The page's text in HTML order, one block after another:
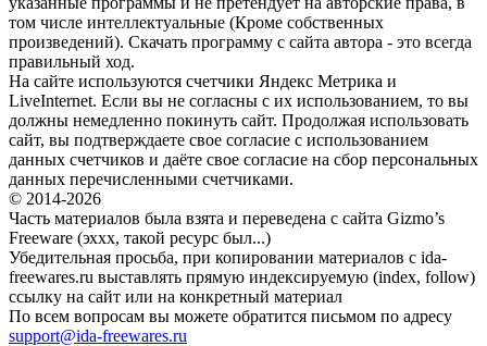
том числе интеллектуальные (Кроме собственных
произведений). Скачать программу с сайта автора - это всегда
правильный ход.
На сайте используются счетчики Яндекс Метрика и
LiveInternet. Если вы не согласны с их использованием, то вы
должны немедленно покинуть сайт. Продолжая использовать
сайт, вы подтверждаете свое согласие с использованием
данных счетчиков и даёте свое согласие на сбор персональных
данных перечисленными счетчиками.
© 2014-2026
Часть материалов была взята и переведена с сайта Gizmo’s
Freeware (эххх, такой ресурс был...)
Убедительная просьба, при копировании материалов с ida-
freewares.ru выставлять прямую индексируемую (index, follow)
ссылку на сайт или на конкретный материал
По всем вопросам вы можете обратится письмом по адресу
support@ida-freewares.ru